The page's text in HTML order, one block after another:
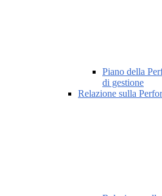
Piano della
di gestione
Relazione sulla